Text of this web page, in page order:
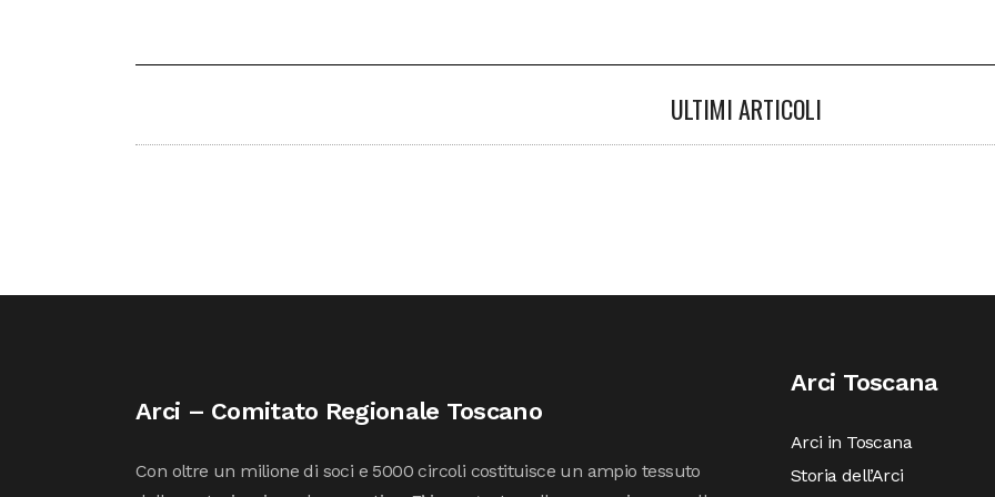
ULTIMI ARTICOLI
Arci – Comitato Regionale Toscano
Con oltre un milione di soci e 5000 circoli costituisce un ampio tessuto
Arci Toscana
Arci in Toscana
Storia dell’Arci